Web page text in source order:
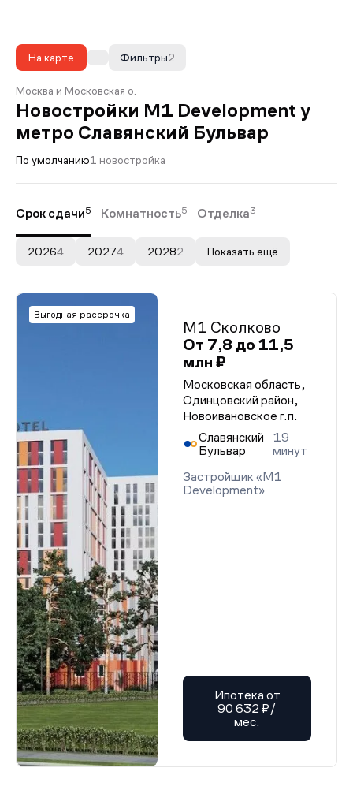
На карте 2
Фильтры
Москва и Московская о.
Новостройки M1 Development у
метро Славянский Бульвар
По умолчанию1 новостройка
Срок сдачи5 Комнатность5 Отделка3
20264 20274 20282 Показать ещё
Выгодная рассрочка
М1 Сколково
От 7,8 до 11,5
млн ₽
Московская область,
Одинцовский район,
Новоивановское г.п.
Славянский
Бульвар
19
минут
Застройщик «M1
Development»
Ипотека от
90 632 ₽/
мес.